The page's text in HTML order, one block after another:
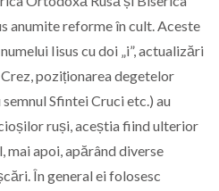
anumite reforme în cult. Aceste
Iisus cu doi „i”, actualizări
poziționarea degetelor
Sfintei Cruci etc.) au
ruși, aceștia fiind ulterior
mai apoi, apărând diverse
În general ei folosesc